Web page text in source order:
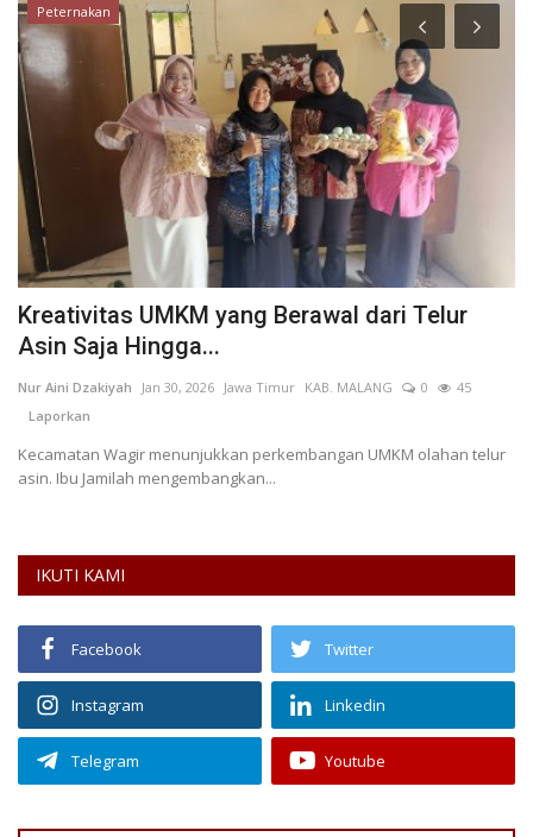
Peternakan
Kreativitas UMKM yang Berawal dari Telur
Asin Saja Hingga...
Nur Aini Dzakiyah Jan 30, 2026 Jawa Timur KAB. MALANG 0
45
Laporkan
Kecamatan Wagir menunjukkan perkembangan UMKM olahan telur
asin. Ibu Jamilah mengembangkan...
IKUTI KAMI
Facebook Twitter
Instagram Linkedin
Telegram Youtube